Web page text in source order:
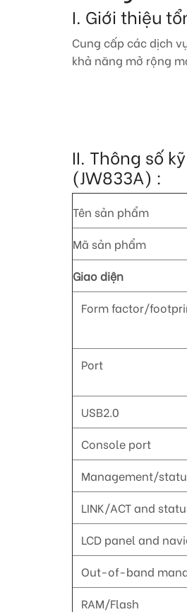
I. Giới thiệu
Cung cấp các dịch
khả năng mở rộng
II. Thông số
(JW833A) :
Tên sản phẩm
Mã sản phẩm
Giao diện
Form factor/
Port
USB2.0
Console port
Management/
LINK/ACT and
LCD panel and
Out-of-band
RAM/Flash